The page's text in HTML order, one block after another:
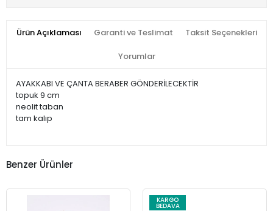
Ürün Açıklaması Garanti ve Teslimat Taksit Seçenekleri
Yorumlar
AYAKKABI VE ÇANTA BERABER GÖNDERİLECEKTİR
topuk 9 cm
neolit taban
tam kalıp
Benzer Ürünler
KARGO
BEDAVA